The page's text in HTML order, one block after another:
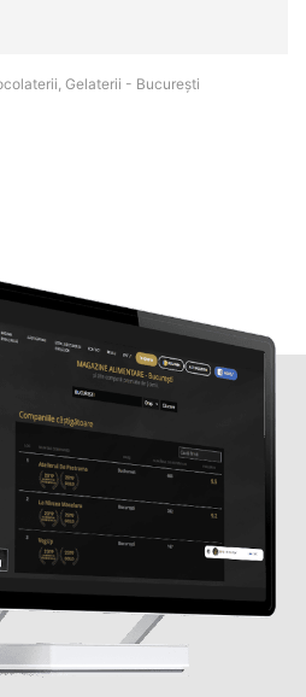
Gelaterii - Bucureşti